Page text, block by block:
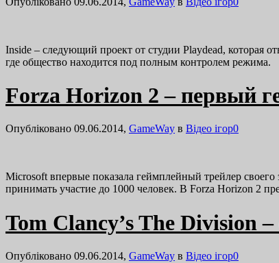
Inside – следующий проект от студии Playdead, которая
где общество находится под полным контролем режима.
Forza Horizon 2 – первый
Опубліковано 09.06.2014, GameWay в Відео ігор0
Microsoft впервые показала геймплейный трейлер
принимать участие до 1000 человек. В Forza Horizon 2
Tom Clancy’s The Division
Опубліковано 09.06.2014, GameWay в Відео ігор0